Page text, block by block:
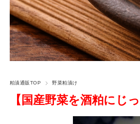
粕漬通販TOP 野菜粕漬け
【国産野菜を酒粕にじ